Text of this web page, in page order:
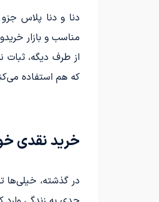
دنا و دنا پلاس
مناسب و بازار
از طرف دیگه،
که هم استفاده
خرید نقدی
در گذشته، خیلی‌ها